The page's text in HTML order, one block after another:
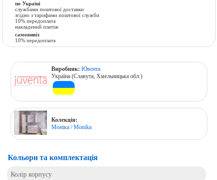
по Україні
службами поштової доставки
згідно з тарифами поштової служби
10% передоплата
накладений платіж
самовивіз
10% передоплата
Виробник:Ювента
Україна (Славута, Хмельницька обл.)
Колекція:
Моніка / Monika
Кольори та комплектація
Колір корпусу